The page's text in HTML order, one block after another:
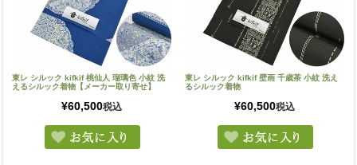
東レ シルック kifkif 桃仙人 瑠璃色 小紋 洗
えるシルック着物【メーカー取り寄せ】
¥60,500税込
東レ シルック kifkif 壁画 千歳茶 小紋 洗え
るシルック着物
¥60,500税込